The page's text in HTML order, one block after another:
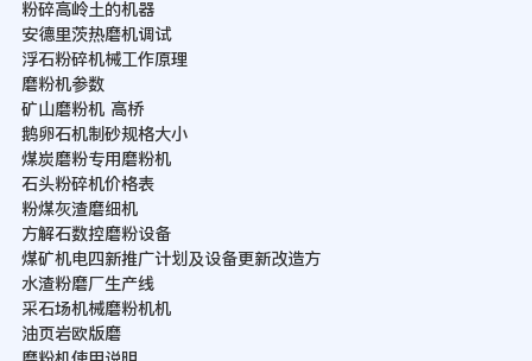
粉碎高岭土的机器
安德里茨热磨机调试
浮石粉碎机械工作原理
磨粉机参数
矿山磨粉机 高桥
鹅卵石机制砂规格大小
煤炭磨粉专用磨粉机
石头粉碎机价格表
粉煤灰渣磨细机
方解石数控磨粉设备
煤矿机电四新推广计划及设备更新改造方
水渣粉磨厂生产线
采石场机械磨粉机机
油页岩欧版磨